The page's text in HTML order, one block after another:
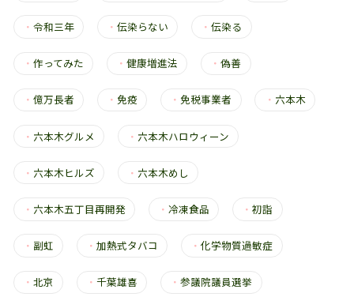
・ 令和三年 ・伝染らない ・伝染る
・ 作ってみた ・健康増進法 ・偽善
・ 億万長者 ・免疫 ・免税事業者 ・ 六本木
・ 六本木グルメ ・ 六本木ハロウィーン
・ 六本木ヒルズ ・ 六本木めし
・ 六本木五丁目再開発 ・冷凍食品 ・初詣
・ 副虹 ・加熱式タバコ ・化学物質過敏症
・ 北京 ・千葉雄喜 ・参議院議員選挙